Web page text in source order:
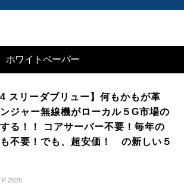
ホワイトペーパー
スリーダブリュー】何もかもが革
ジャー無線機がローカル５G市場の
る！！ コアサーバー不要！毎年の
不要！でも、超安価！ の新しい５
2026